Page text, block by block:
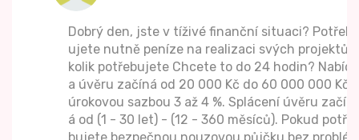
Dobrý den, jste v tíživé finanční situaci? Potřeb
ujete nutně peníze na realizaci svých projektů?
kolik potřebujete Chcete to do 24 hodin? Nabídk
a úvěru začíná od 20 000 Kč do 60 000 000 Kč s
úrokovou sazbou 3 až 4 %. Splácení úvěru začín
á od (1 - 30 let) - (12 - 360 měsíců). Pokud potře
bujete bezpečnou nouzovou půjčku bez problé